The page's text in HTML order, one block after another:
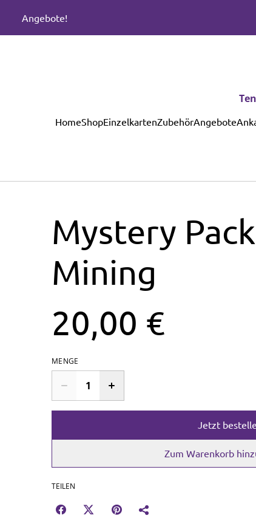
Angebote!
HomeShopEinzelkartenZubehörAngebote
Mystery
Mining
20,00 €
MENGE
Jetzt
Zum Warenkorb
TEILEN